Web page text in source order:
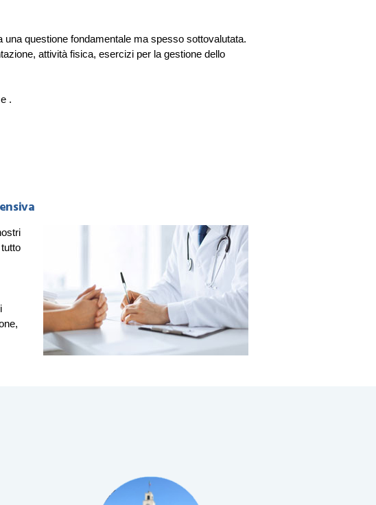
questione fondamentale ma spesso sottovalutata.
attività fisica, esercizi per la gestione dello
.